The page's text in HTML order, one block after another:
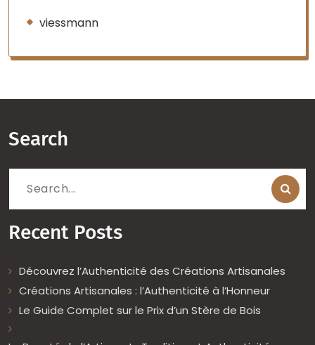
viessmann
Search
Search
Recent Posts
Découvrez l’Authenticité des Créations Artisanales
Créations Artisanales : l’Authenticité à l’Honneur
Le Guide Complet sur le Prix d’un Stère de Bois